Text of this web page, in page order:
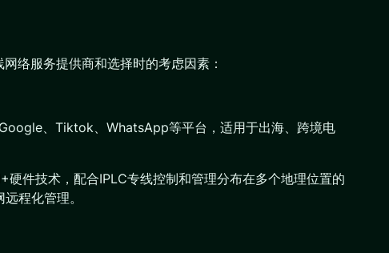
络服务提供商和选择时的考虑因素：
、Tiktok、WhatsApp等平台，适用于出海、跨境电
件技术，配合IPLC专线控制和管理分布在多个地理位置的
程化管理。